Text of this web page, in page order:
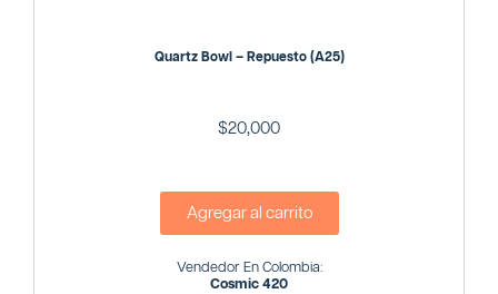
Quartz Bowl – Repuesto (A25)
$20,000
Agregar al carrito
Vendedor En Colombia:
Cosmic 420